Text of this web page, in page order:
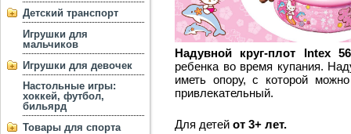
Детский транспорт
Игрушки для
мальчиков
Игрушки для девочек
Настольные игры:
хоккей, футбол,
бильярд
Товары для спорта
Надувной круг-плот Intex
ребенка во время купания.
иметь опору, с которой
привлекательный.
Для детей от 3+ лет.